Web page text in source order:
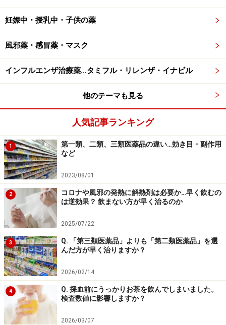
妊娠中・授乳中・子供の薬
風邪薬・感冒薬・マスク
インフルエンザ治療薬…タミフル・リレンザ・イナビル
他のテーマも見る
人気記事ランキング
1
第一類、二類、三類医薬品の違い…効き目・副作用
など
2023/08/01
2
コロナや風邪の発熱に解熱剤は必要か…早く飲むの
は逆効果？ 飲まない方が早く治るのか
2025/07/22
3
Q. 「第三類医薬品」よりも「第二類医薬品」を選
んだ方が早く治りますか？
2026/02/14
4
Q. 採血前にうっかりお茶を飲んでしまいました。
検査数値に影響しますか？
2026/03/07